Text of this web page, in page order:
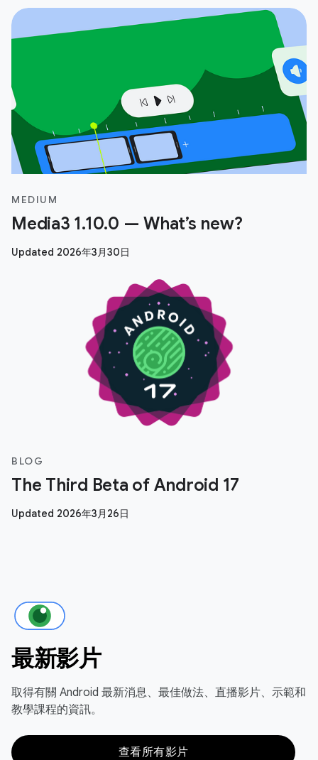
MEDIUM
Media3 1.10.0 — What’s new?
Updated 2026年3月30日
BLOG
The Third Beta of Android 17
Updated 2026年3月26日
最新影片
取得有關 Android 最新消息、最佳做法、直播影片、示範和
教學課程的資訊。
查看所有影片